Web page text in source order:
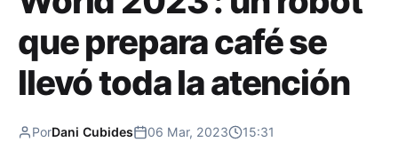
QUIÉNES SOMOS
CONTACTO
SUSCRÍBETE
que prepara café se
llevó toda la atención
PorDani Cubides 06 Mar, 2023 15:31